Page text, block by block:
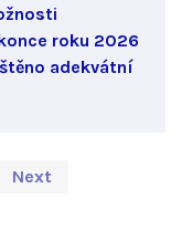
roku 2026
adekvátní
Next